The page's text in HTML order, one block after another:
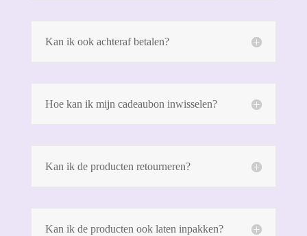
Kan ik ook achteraf betalen?
Hoe kan ik mijn cadeaubon inwisselen?
Kan ik de producten retourneren?
Kan ik de producten ook laten inpakken?